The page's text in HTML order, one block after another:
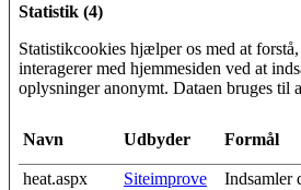
Statistik (4)
Statistikcookies hjælper os med at
interagerer med hjemmesiden ved at
oplysninger anonymt. Dataen bruges til
Navn Udbyder Formål
heat.aspx
Siteimprove
Indsamler